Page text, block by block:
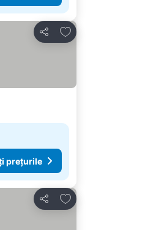
Distribuiți
Adăugaţi la favorite
prețurile
Distribuiți
Adăugaţi la favorite